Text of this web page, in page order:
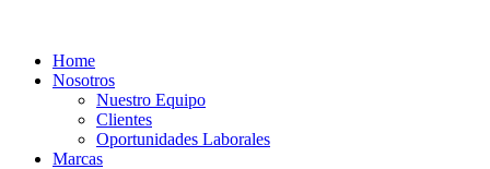
Home
Nosotros
Nuestro Equipo
Clientes
Oportunidades Laborales
Marcas